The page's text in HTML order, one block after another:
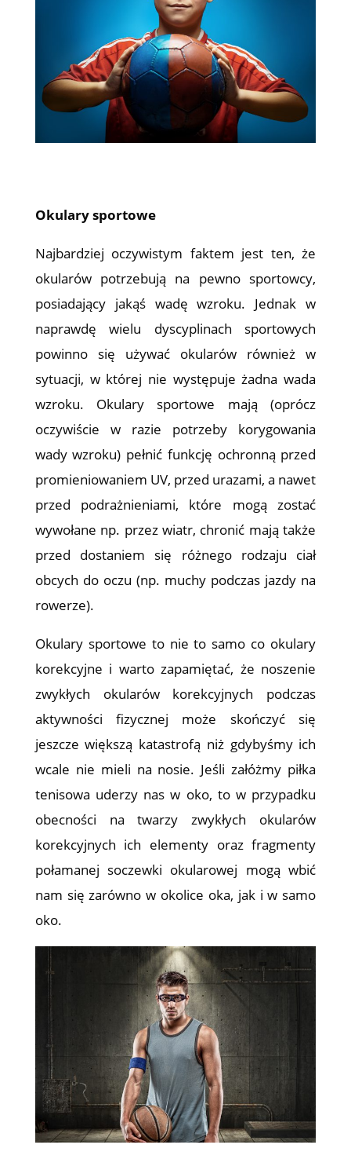
Okulary sportowe
Najbardziej oczywistym faktem jest ten, że
okularów potrzebują na pewno sportowcy,
posiadający jakąś wadę wzroku. Jednak w
naprawdę wielu dyscyplinach sportowych
powinno się używać okularów również w
sytuacji, w której nie występuje żadna wada
wzroku. Okulary sportowe mają (oprócz
oczywiście w razie potrzeby korygowania
wady wzroku) pełnić funkcję ochronną przed
promieniowaniem UV, przed urazami, a nawet
przed podrażnieniami, które mogą zostać
wywołane np. przez wiatr, chronić mają także
przed dostaniem się różnego rodzaju ciał
obcych do oczu (np. muchy podczas jazdy na
rowerze).
Okulary sportowe to nie to samo co okulary
korekcyjne i warto zapamiętać, że noszenie
zwykłych okularów korekcyjnych podczas
aktywności fizycznej może skończyć się
jeszcze większą katastrofą niż gdybyśmy ich
wcale nie mieli na nosie. Jeśli załóżmy piłka
tenisowa uderzy nas w oko, to w przypadku
obecności na twarzy zwykłych okularów
korekcyjnych ich elementy oraz fragmenty
połamanej soczewki okularowej mogą wbić
nam się zarówno w okolice oka, jak i w samo
oko.